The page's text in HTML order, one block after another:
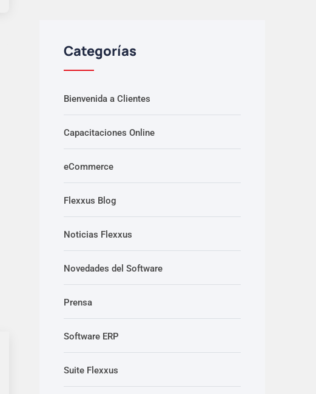
Categorías
Bienvenida a Clientes
Capacitaciones Online
eCommerce
Flexxus Blog
Noticias Flexxus
Novedades del Software
Prensa
Software ERP
Suite Flexxus